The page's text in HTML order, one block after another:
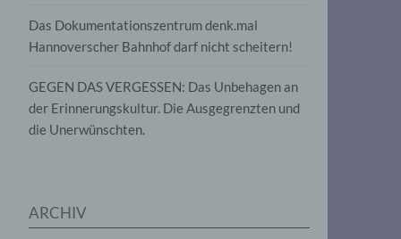
Das Dokumentationszentrum denk.mal
Hannoverscher Bahnhof darf nicht scheitern!
GEGEN DAS VERGESSEN: Das Unbehagen an
der Erinnerungskultur. Die Ausgegrenzten und
die Unerwünschten.
ARCHIV